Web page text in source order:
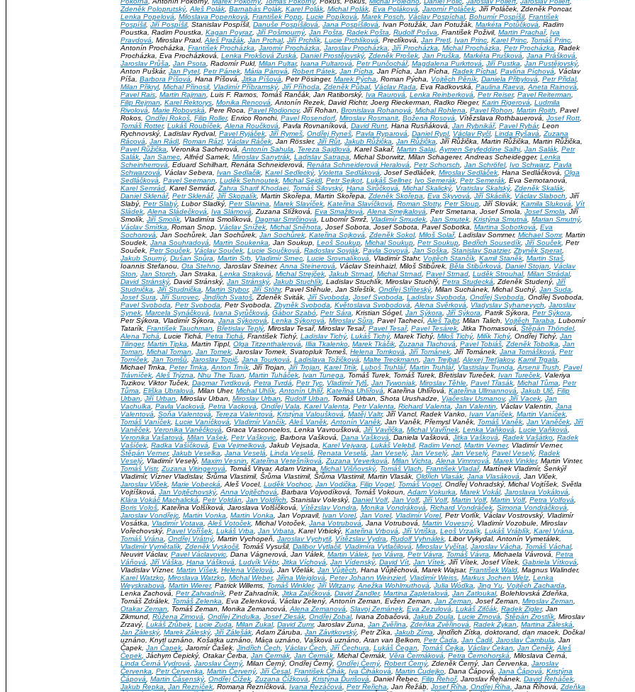
Zdeněk Poloprutský, Aleš Polák Barnabás Polák Karel Polák Michal Polák Eva Poláková Jaromír Poláček , Jiří Poláček, Zdeněk Poncar,
Lenka Popelová
Miloslava Popenková František Popp Lucie Popíková Marek Posch Václav Pospíchal, Bohumír Pospíšil, František
Pospíšil, Jiří Pospíšil, Stanislav Pospíšil, Danuše Pospíšilová Jana Pospíšilová , Ivan Potužák, Jan Potužák, Markéta Potůčková , Radim
Poustka, Radim Poustka, Kagan Poyraz Jiří Pošmourný, Jan Pošta Radek Pošta Rudolf Pošva , František Poživil, Martin Prachař, Iva
Pravdová , Miroslav Praxl, Aleš Pražák Jan Prchal, Jiří Prchlík Lucie Prchlíková , Preclíková, Jan Pretl, Ivan Princ Karel Princ Tomáš Princ
Antonín Procházka, František Procházka Jaromír Procházka Jaroslav Procházka Jiří Procházka Michal Procházka Petr Procházka , Radek
Procházka, Eva Procházková, Lenka Prokšová Zuská Daniel Prostějovský, Zdeněk Prošek Jan Pruška Markéta Prušková Jana Prášková
Jaroslav Průša
Jan Psota , Radomír Pukl, Milan Pultar, Ivana Pultarová Petr Punčochář, Magdalena Purkrtová Jiří Pustka Jan Pustějovský,
Anton Puškár, Jan Pytel, Petr Pánek Mária Párová Robert Pátek Jan Pícha , Jan Pícha, Jan Pícha, Radek Píchal, Pavlína Píchová , Václav
Píša, Barbora Píšová , Hana Píšová, Jitka Píšová , Petr Pösinger, Marek Pýcha , Roman Pýcha, Vojtěch Pěník Daniela Přibylová Petr Přidal,
Milan Přikryl, Michal Přinosil, Vladimír Příbramský, Jiří Příhoda Zdeněk Půbal, Václav Rada , Eva Radkovská, Paulina Raeva Aneta Rainová
Pavel Rais Martin Rajman , Luis F. Ramos, Tomáš Rančák, Jan Ratiborský, Iva Raurová Lenka Reinberková Petr Reiser, Pavel Reiterman
Filip Rejman
Karel Rektorys Monika Rencová , Antonín Rezek, David Richtr, Joerg Rieckerman, Radko Rieger, Karin Rigerová
Ludmila
Rivolová
Marie Robovská , Pere Roca, Pavel Rodionov, Jiří Rohan, Bronislava Rohanová Michal Rohlena Pavel Rohon Martin Roith , Pavel
Rokos, Ondřej Rokoš Filip Roller, Enrico Ronchi, Pavel Rosendorf, Miroslav Rosmanit Božena Rosová , Vítězslava Rothbauerová, Josef Rott
Tomáš Rotter, Lukáš Roubíček Alena Roučková , Pavla Rovnaníková, David Runt , Hana Rusňáková, Jan Rybnikář, Pavel Rybár, Leon
Rychnovský, Ladislav Rydval, Pavel Ryjáček Jiří Rymeš Ondřej Ryneš Pavla Ryparová Daniel Rypl, Václav Ryčl, Linda Ryšavá
Zuzana
Rácová
Jan Rádl, Roman Rázl, Václav Ráček , Jan Rössler, Jiří Růt Jakub Růžička Jan Růžička , Jiří Růžička, Martin Růžička, Martin Růžička,
Pavel Růžička , Veronika Sacherová, Antonín Sahula Tereza Sajdlová , Karel Sakař, Martin Salaj, Aymen Seyfeddine Salhi, Jan Salák Petr
Salák Jan Samec , Alfréd Samek, Miroslav Sanytrák Ladislav Satrapa , Michal Sborwitz, Milan Schagerer, Andreas Scheidegger, Lenka
Scheinherrová , Eduard Schilhart, Renáta Schneiderová, Renáta Schneiderová Heralová Petr Schorsch Jan Schröfel, Ivo Schwarz Pavla
Schwarzová , Václav Sebera, Ivan Sedlačik Karel Sedlecký, Violetta Sedláková , Josef Sedláček, Miroslav Sedláček , Hana Sedláčková, Olga
Sedláčková
Pavel Seemann Luděk Sehnoutek Michal Seidl, Petr Sejkot Lukáš Sellner, Ivo Semerák Petr Semerák , Eva Semotanová,
Karel Semrád , Karel Semrád, Zahra Sharif Khodaei, Tomáš Silovský, Hana Sirůčková Michal Skalický, Vratislav Skalský, Zdeněk Skalák
Daniel Sklenář, Petr Sklenář, Jiří Skopalík , Martin Skořepa, Martin Skořepa, Zdeněk Skořepa Eva Skyvová Jiří Skácilík Václav Slaboch , Jiří
Slabý, Petr Slabý, Lubor Sladký, Petr Slanina Marek Slavíček Kateřina Slavíčková Roman Slotty, Petr Sloup , Jiří Slovák, Kamila Sluková
Vít
Sládek Alena Sládečková Iva Slámová , Zuzana Slížková, Eva Smažilová Alena Smejkalová , Petr Smetana, Josef Smola, Josef Smola , Jiří
Smolík, Jiří Smolík , Vladimíra Smolíková, Dagmar Smrčinová , Lubomír Smrž, Vladimír Smudek Jan Smutek Kristýna Smutná Marian Smutný,
Václav Smítka , Roman Snop, Václav Snížek Michal Sněhota , Josef Sobota, Josef Sobota, Pavel Sobotka, Martina Sobotková
Eva
Sochorová , Jan Sochůrek, Jan Sochůrek, Jan Sochůrek Kateřina Sojková Zdeněk Sokol, Miloš Solař, Ladislav Sommer, Michael Somr, Martin
Soudek, Jana Souhradová Martin Soukenka , Jan Soukup, Leoš Soukup Michal Soukup Petr Soukup Bedřich Sousedík Jiří Souček , Petr
Souček, Petr Souček Václav Souček Lucie Součková Radoslav Sovják Pavla Sovová Jan Soška Stanislav Spatzier, Zbyněk Sperat
Jakub Spurný, Dušan Spůra Martin Srb Vladimír Srnec Lucie Srovnalíková , Vladimír Stahr, Vojtěch Stančík Kamil Staněk Martin Staš
Ioannis Stefanou, Ota Stehno , Jaroslav Steiner, Anna Steinerová , Václav Steinhaizl, Miloš Stibůrek, Běla Stibůrková Daniel Stojan
Václav
Ston
Jan Storch , Jan Straka, Lenka Straková Michal Strejček Jakub Strnad Michal Strnad Pavel Strnad Luděk Strouhal, Milan Strádal,
David Stránský, David Stránský, Jan Stránský, Jakub Stuchlík , Ladislav Stuchlík, Miroslav Stuchlý, Petra Studecká , Zdeněk Studený, Jiří
Studnička
Jiří Studnička Martin Stybor, Jiří Stöhr, Pavel Stěhule, Jan Střeštík, Ondřej Stříteský, Milan Suchánek, Michal Suchý, Jan Suda
Josef Sura
Jiří Surovec Jindřich Svatoš , Zdeněk Sviták, Jiří Svoboda Josef Svoboda Ladislav Svoboda Ondřej Svoboda , Ondřej Svoboda,
Pavel Svoboda
Petr Svoboda , Petr Svoboda, Zbyněk Svoboda Květoslava Svobodová Alena Svěrková Vladyslav Syhanevych
Jaroslav
Synek Marcela Synáčková Ivana Syrůčková Gábor Szabó Petr Sára , Kristian Sógel, Jan Sýkora Jiří Sýkora , Patrik Sýkora, Petr Sýkora
Petr Sýkora, Vladimír Sýkora, Jana Sýkorová Lenka Sýkorová Miroslav Sůra , Pavel Tachecí, Aleš Tajbr, Milan Talich, Vojtěch Taraba , Lubomír
Tatarík, František Tauchman Břetislav Teplý, Miroslav Tesař, Miroslav Tesař, Pavel Tesař, Pavel Tesárek , Jitka Thomasová, Štěpán Thöndel,
Alena Tichá , Lucie Tichá, Petra Tichá , František Tichý, Ladislav Tichý, Lukáš Tichý, Marek Tichý, Miloš Tichý, Milík Tichý, Ondřej Tichý, Jan
Tilinger, Martin Tipka , Martin Tippl, Olga Titzenthalerová Illia Tkalenko Marek Tkáčik Zuzana Tlachová Pavel Tobiáš Zdeněk Tobolka
Jan
Toman
Michal Toman Jan Tomek , Jaroslav Tomek, Svatopluk Tomeš, Helena Tomková Jiří Tománek , Jiří Tománek, Jana Tomášková
Petr
Tomíček Jan Tomšů Jaroslav Topič Jana Tourková Ladislava Tožičková Malte Treckmann Jan Trejbal, Alexej Treťjakov, Kamil Trgala
Michael Trnka, Peter Trnka Anton Trník , Jiří Trojan, Jiří Trojan Karel Trtík Luboš Truhlář, Martin Truhlář, Vlastislav Trunda Arsenii Trush
Pavel
Trávníček Aleš Trýzna Nhu The Tuan Martin Tuháček Ivan Tunega , Tomáš Turek, Tomáš Turek, Břetislav Tureček, Ivan Tureček , Valeriya
Tuzikov, Viktor Tuček, Dagmar Tvrdková Petra Tvrdá Petr Tyc Vladimír Tylš Jan Tywoniak Miroslav Těhle Pavel Třasák Michal Tůma
Petr
Tůma
Eliška Ubralová , Milan Uher, Michal Uhlík Antonín Uhlíř, Kateřina Uhlířová , Kateřina Uhlířová, Kateřina Ullmannová Jakub Ulč Filip
Urban
Jiří Urban , Miroslav Urban, Miroslav Urban Rudolf Urban , Tomáš Urban, Shota Urushadze, Vjačeslav Usmanov, Jiří Vacek Jan
Vachulka
Pavla Vacková Petra Vacková Ondřej Vala Karel Valenta Petr Valenta Richard Valenta Jan Valentin , Václav Valentin, Jana
Valentová
Soňa Valentová Tereza Valentová Kristýna Valoušková Matěj Valtr, Jiří Vancl, Radek Vanko, Ivan Vaníček Martin Vaníček
Tomáš Vaníček Lucie Vaníčková Vladimír Vančík Aleš Vaněk Antonín Vaněk , Jan Vaněk, Přemysl Vaněk, Tomáš Vaněk Jan Vaněček Jiří
Vaněček
Veronika Vaněčková , Graca Vasconcelos, Lenka Vavroušková, Jiří Vavřička Michal Vavřínek Lenka Vaňková Lucie Vaňková
Veronika Vašatová
Milan Vašek Petr Vaškovic , Barbora Vašková, Dana Vašková , Daniela Vašková, Jitka Vašková Radek Vašátko Radek
Vašíček Radka Vašíčková Eva Vejmelková , Jakub Vejsada, Karel Vejvara Lukáš Velebil, Radim Vencl, Martin Verner, Vladimír Verner,
Štěpán Verner, Jakub Veselka Jana Veselá Linda Veselá Renata Veselá Jan Veselý, Jan Veselý, Jan Veselý, Pavel Veselý, Radek
Veselý, Vladimír Veselý, Maxim Vesnin Kateřina Vetešníková Zuzana Veverková Milan Vichta Alena Vimmrová Marek Vinkler, Martin Vinter,
Tomáš Vistr, Zuzana Vitingerová , Tomáš Vitvar, Adam Vizina, Michal Višňovský, Tomáš Vlach František Vladař, Martínek Vladimír, Šenkýř
Vladimír, Vízner Vladislav, Šrůma Vlastimil, Šrůma Vlastimil, Šrůma Vlastimil, Martin Vlasák, Oldřich Vlasák Jana Vlasáková , Jan Vlček,
Jaroslav Vlček Marie Vobecká , Aleš Vocel, Luděk Vochoc Jan Vodička Filip Vogel, Tomáš Vogel, Ondřej Vohradský, Michal Vojtíšek, Světla
Vojtíšková, Jan Vojtěchovský, Anna Vojtěchová , Barbara Vojvodíková, Tomáš Vokoun, Adam Vokurka Marek Vokál, Jaroslava Vokálová
Klára Vokáč Machalická
Petr Voldán Jan Voldřich , Stanislav Voleský, Daniel Volf, Jan Volf, Jiří Volf, Martin Volf, Martin Volf, Petra Volfová
Boris Vološ , Kateřina Volšíková, Jaroslava Volšíčková, Vítězslav Vondra Monika Vondráková Richard Vondráček Simona Vondráčková
Jaroslav Vondřejc Martin Vonka Martin Vonka , Jan Vopravil, Ivan Vorel, Jan Vorel, Vladimír Vorel, Petr Vorlík, Václav Vostrovský, Vladimír
Vosátka, Vladimír Votava Aleš Votoček , Michal Votoček, Jana Votrubová , Jana Votrubová, Martin Vovesný, Vladimír Vozobule, Miroslav
Vořechovský, Pavel Voříšek Lukáš Vrba Jan Vrbata , Karel Vrbický, Kateřina Vrbová Jiří Vrtiška Leoš Vrzalík Lukáš Vráblík Karel Vrána
Tomáš Vrána
Ondřej Vrátný, Martin Vychopeň, Jaroslav Vychytil, Vítězslav Vydra Rudolf Vyhnálek , Libor Vykydal, Antonín Vymetálek,
Vladimír Vymětalík Zdeněk Vyskočil, Tomáš Vysušil, Dalibor Vytlačil, Vladimíra Vytlačilová Miroslav Vyčítal, Jaroslav Vácha Tomáš Váchal,
Neuvirt Václav, Pavel Václavovic , Dana Vágnerová, Jan Válek, Martin Válek Ivo Vávra Petr Vávra Tomáš Vávra , Michaela Vávrová, Petra
Váňová
Jiří Váška Hana Vášková Ludvík Vébr, Jitka Víchová Jan Vídenský, David Vít Jan Vítek , Jiří Vítek, Josef Vítek, Gabriela Vítková
Vladislav Vízner, Martin Víšek Helena Včelová , Jan Včelák, Jan Vůjtěch , Hana Vůjtěchová, Marek Wajsar, František Wald , Magnus Walinder,
Karel Watzko Miroslava Watzko Michal Weber, Jiřina Weiglová Peter Johann Weinzierl, Vladimír Weiss Markus Jochen Welz Lenka
Weyskrabová
Martin Wierer, Patrick Willems, Tomáš Winkler, Jiří Witzany, Anežka Wohlmuthová Julia Wódka Jing Yu Vojtěch Zacharda
Lenka Zachová, Petr Zahradník , Petr Zahradník, Jitka Zajíčková David Zandler, Martina Zapletalová Jan Zatloukal, Bolehlovská Zdeňka,
Tomáš Zdrálek, Tomáš Zelenka , Eva Zelenková, Václav Zelený, Antonín Zeman, Evžen Zeman, Jan Zeman , Josef Zeman, Miroslav Zeman
Otakar Zeman , Tomáš Zeman, Monika Zemancová, Alena Zemanová Slavoj Zemánek Eva Zezulová Lukáš Zifčák Radek Zigler, Jan
Zikmund, Růžena Zimová Ondřej Zindulka Josef Zlesák Ondřej Zobal, Ivana Zobačová, Jakub Zoula Lucie Zrnová Štěpán Zrostlík , Miroslav
Zrzavý, Lukáš Zrůbek Lucie Zuda Milan Zukal, David Zumr, Jaroslav Zuna, Jan Zvěřina Zdeňka Zvěřinová Radek Zykan Martina Záleská
Jan Záleský, Marek Záleský, Jiří Zálešák , Adam Záruba, Jan Závitkovský, Petr Zíka, Jakub Zíma , Jindřich Zítka, doktorand, dan macek, Dočkal
uznáno, Knytl uznáno, Košatka uznáno, Máca uznáno, Vašková uznáno, Aran van Belkom, Petr Čada Jan Čadil, Jaroslav Čambula , Jan
Čapek, Jan Čapek , Jaromír Čašek, Jindřich Čech Václav Čech Jiří Čechura Lukáš Čegan Tomáš Čejka Václav Čekan Jan Čeněk Aleš
Čepek , Jáchym Čepický, Otakar Čerba, Jan Čermák Jan Čermák , Michal Čermák, Věra Čermáková Petra Černohorská , Miloslava Černá,
Linda Černá Vydrová
Jaroslav Černý, Milan Černý, Ondřej Černý, Ondřej Černý, Robert Černý, Zdeněk Černý, Jan Červenka, Jaroslav
Červenka
Petr Červenka Martin Červený, Jiří Česal, František Čihák Iva Čiháková Martin Čudejko , Dana Čápová, Jana Čápová
Kristýna
Čápová
Martin Čásenský, Ondřej Čížek Zuzana Čížková Kristýna Ďurišová , Daniel Řebec, Filip Řehoř, Jaroslav Řehánek, David Řeháček
Jakub Řepka
Jan Řezníček , Romana Řezníčková, Ivana Řezáčová Petr Řeřicha , Jan Řežáb, Josef Říha Ondřej Říha , Jana Říhová, Zdeňka